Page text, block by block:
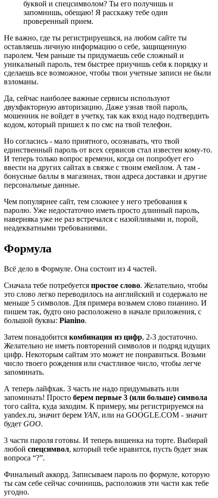
буквой и спецсимволом? Ты его получишь и
запомнишь, обещаю! Я расскажу тебе один
проверенный прием.
Не важно, где ты регистрируешься, на любом сайте ты
оставляешь личную информацию о себе, защищенную
паролем. Чем раньше ты придумаешь себе сложный и
уникальный пароль, тем быстрее приучишь себя к порядку и
сделаешь все возможное, чтобы твои учетные записи не были
взломаны.
Да, сейчас наиболее важные сервисы используют
двухфакторную авторизацию. Даже узнав твой пароль,
мошенник не войдет в учетку, так как вход надо подтвердить
кодом, который пришел к по смс на твой телефон.
Но согласись - мало приятного, осознавать, что твой
единственный пароль от всех сервисов стал известен кому-то.
И теперь только вопрос времени, когда он попробует его
ввести на других сайтах в связке с твоим емейлом. А там -
бонусные баллы в магазинах, твои адреса доставки и другие
персональные данные.
Чем популярнее сайт, тем сложнее у него требования к
паролю. Уже недостаточно иметь просто длинный пароль,
наверняка уже не раз встречался с назойливыми и, порой,
неадекватными требованиями.
Формула
Всё дело в Формуле. Она состоит из 4 частей.
Сначала тебе потребуется простое слово. Желательно, чтобы
это слово легко переводилось на английский и содержало не
меньше 5 символов. Для примера возьмем слово пианино. И
пишем так, будто оно расположено в начале приложения, с
большой буквы: Pianino.
Затем понадобится комбинация из цифр, 2-3 достаточно.
Желательно не иметь повторений символов и подряд идущих
цифр. Некоторым сайтам это может не понравиться. Возьми
число твоего рождения или счастливое число, чтобы легче
запоминать.
А теперь лайфхак. 3 часть не надо придумывать или
запоминать! Просто берем первые 3 (или больше) символа
того сайта, куда заходим. К примеру, мы регистрируемся на
yandex.ru, значит берем YAN, или на GOOGLE.COM - значит
будет GOO.
3 части пароля готовы. И теперь вишенка на торте. Выбирай
любой спецсимвол, который тебе нравится, пусть будет знак
вопроса “?”.
Финальный аккорд. Записываем пароль по формуле, которую
ты сам себе сейчас сочинишь, расположив эти части как тебе
угодно.